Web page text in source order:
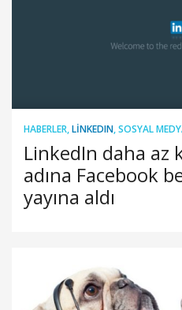
HABERLER,LINKEDIN,SOSYAL
LinkedIn daha az
adına Facebook
yayına aldı